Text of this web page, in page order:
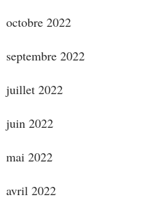
octobre 2022
septembre 2022
juillet 2022
juin 2022
mai 2022
avril 2022